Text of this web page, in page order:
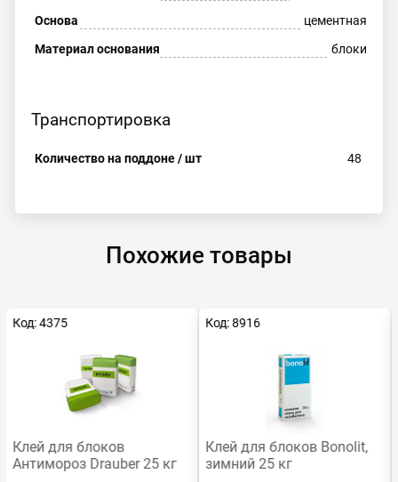
Основа
цементная
Материал основания
блоки
Транспортировка
Количество на поддоне / шт 48
Похожие товары
Код: 4375
Клей для блоков
Антимороз Drauber 25 кг
Код: 8916
Клей для блоков Bonolit,
зимний 25 кг